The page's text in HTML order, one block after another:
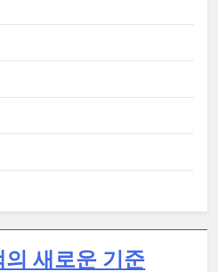
새로운 기준